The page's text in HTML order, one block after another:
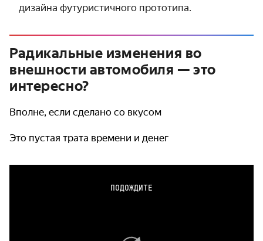
дизайна футури­стичного прототипа.
Радикальные изменения во
внешности автомобиля — это
интересно?
Вполне, если сделано со вкусом
Это пустая трата времени и денег
ПОДОЖДИТЕ